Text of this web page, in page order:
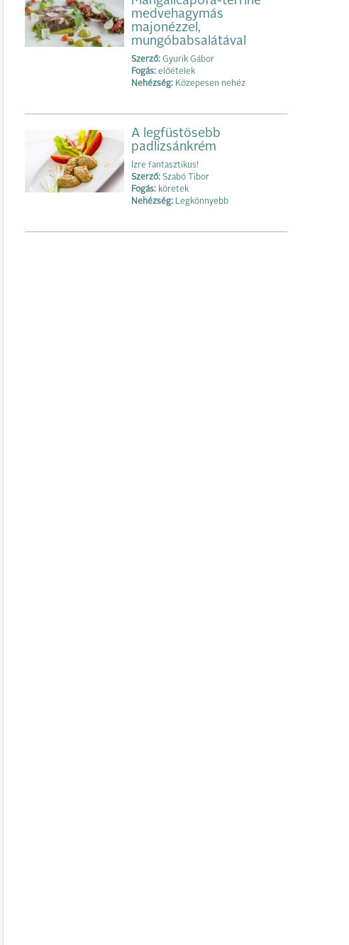
medvehagymás
majonézzel,
mungóbabsalátával
Szerző: Gyurik Gábor
Fogás: előételek
Nehézség: Közepesen nehéz
A legfüstösebb
padlizsánkrém
Ízre fantasztikus!
Szerző: Szabó Tibor
Fogás: köretek
Nehézség: Legkönnyebb